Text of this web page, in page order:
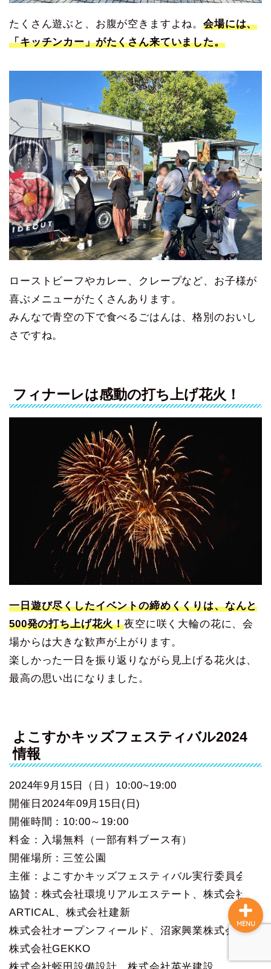
たくさん遊ぶと、お腹が空きますよね。会場には、
「キッチンカー」がたくさん来ていました。
ローストビーフやカレー、クレープなど、お子様が
喜ぶメニューがたくさんあります。
みんなで青空の下で食べるごはんは、格別のおいし
さですね。
フィナーレは感動の打ち上げ花火！
一日遊び尽くしたイベントの締めくくりは、なんと
500発の打ち上げ花火！夜空に咲く大輪の花に、会
場からは大きな歓声が上がります。
楽しかった一日を振り返りながら見上げる花火は、
最高の思い出になりました。
よこすかキッズフェスティバル2024
情報
2024年9月15日（日）10:00~19:00
開催日2024年09月15日(日)
開催時間：10:00～19:00
料金：入場無料（一部有料ブース有）
開催場所：三笠公園
主催：よこすかキッズフェスティバル実行委員会
協賛：株式会社環境リアルエステート、株式会社
ARTICAL、株式会社建新
株式会社オープンフィールド、沼家興業株式会社、
株式会社GEKKO
MENU
ホーム